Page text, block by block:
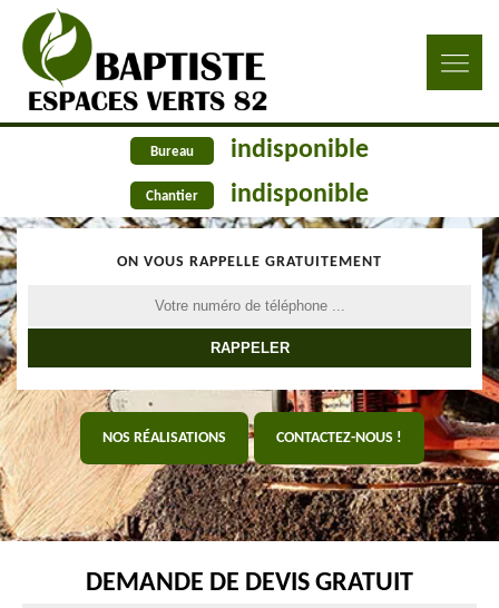
Bureau indisponible
Chantier indisponible
ON VOUS RAPPELLE GRATUITEMENT
NOS RÉALISATIONS CONTACTEZ-NOUS !
DEMANDE DE DEVIS GRATUIT